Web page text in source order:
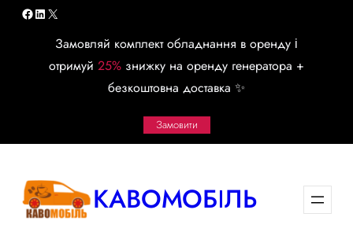
Перейти
содержимому
Facebook
LinkedIn
X
Замовляй комплект обладнання в оренду і
отримуй 25% знижку на оренду генератора +
безкоштовна доставка ✨
Замовити
КАВОМОБІЛЬ